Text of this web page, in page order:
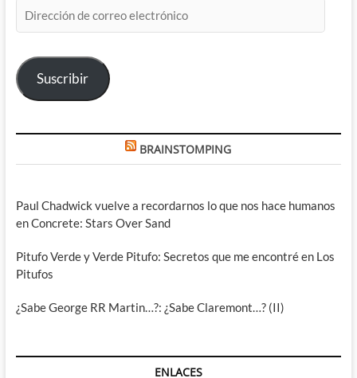
de
electrónico
Suscribir
BRAINSTOMPING
Paul Chadwick vuelve a recordarnos lo que nos hace humanos
en Concrete: Stars Over Sand
Pitufo Verde y Verde Pitufo: Secretos que me encontré en Los
Pitufos
¿Sabe George RR Martin…?: ¿Sabe Claremont…? (II)
ENLACES